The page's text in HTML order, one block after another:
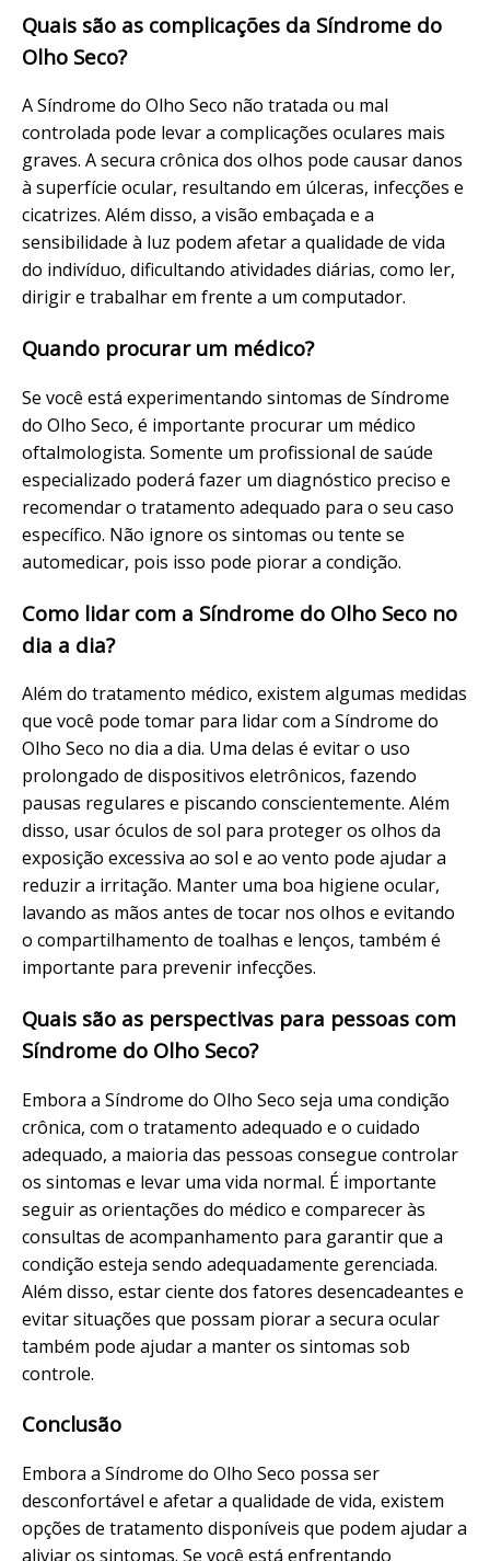
Quais são as complicações da Síndrome do
Olho Seco?
A Síndrome do Olho Seco não tratada ou mal
controlada pode levar a complicações oculares mais
graves. A secura crônica dos olhos pode causar danos
à superfície ocular, resultando em úlceras, infecções e
cicatrizes. Além disso, a visão embaçada e a
sensibilidade à luz podem afetar a qualidade de vida
do indivíduo, dificultando atividades diárias, como ler,
dirigir e trabalhar em frente a um computador.
Quando procurar um médico?
Se você está experimentando sintomas de Síndrome
do Olho Seco, é importante procurar um médico
oftalmologista. Somente um profissional de saúde
especializado poderá fazer um diagnóstico preciso e
recomendar o tratamento adequado para o seu caso
específico. Não ignore os sintomas ou tente se
automedicar, pois isso pode piorar a condição.
Como lidar com a Síndrome do Olho Seco no
dia a dia?
Além do tratamento médico, existem algumas medidas
que você pode tomar para lidar com a Síndrome do
Olho Seco no dia a dia. Uma delas é evitar o uso
prolongado de dispositivos eletrônicos, fazendo
pausas regulares e piscando conscientemente. Além
disso, usar óculos de sol para proteger os olhos da
exposição excessiva ao sol e ao vento pode ajudar a
reduzir a irritação. Manter uma boa higiene ocular,
lavando as mãos antes de tocar nos olhos e evitando
o compartilhamento de toalhas e lenços, também é
importante para prevenir infecções.
Quais são as perspectivas para pessoas com
Síndrome do Olho Seco?
Embora a Síndrome do Olho Seco seja uma condição
crônica, com o tratamento adequado e o cuidado
adequado, a maioria das pessoas consegue controlar
os sintomas e levar uma vida normal. É importante
seguir as orientações do médico e comparecer às
consultas de acompanhamento para garantir que a
condição esteja sendo adequadamente gerenciada.
Além disso, estar ciente dos fatores desencadeantes e
evitar situações que possam piorar a secura ocular
também pode ajudar a manter os sintomas sob
controle.
Conclusão
Embora a Síndrome do Olho Seco possa ser
desconfortável e afetar a qualidade de vida, existem
opções de tratamento disponíveis que podem ajudar a
aliviar os sintomas. Se você está enfrentando